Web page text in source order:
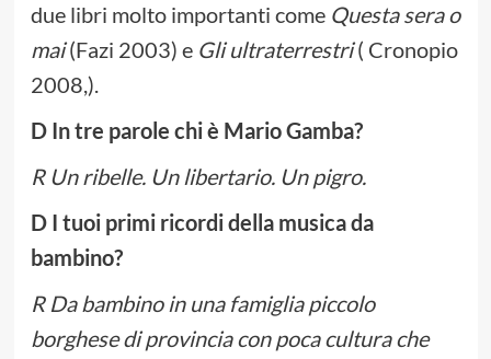
due libri molto importanti come Questa sera o
mai(Fazi 2003) e Gli ultraterrestri( Cronopio
2008,).
D In tre parole chi è Mario Gamba?
R Un ribelle. Un libertario. Un pigro.
D I tuoi primi ricordi della musica da
bambino?
R Da bambino in una famiglia piccolo
borghese di provincia con poca cultura che